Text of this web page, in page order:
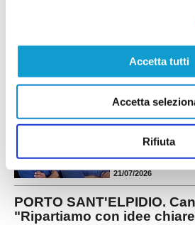
Accetta tutti
Accetta
Rifiuta
doppio colpo per il centrocampo. La società
21/07/2026
PINTURETTA. Atriani e
mercato in vista
due innesti. La
gli arrivi di Mirco
primi rinforz...leggi
21/07/2026
PORTO SANT'ELPIDIO.
"Ripartiamo con idee